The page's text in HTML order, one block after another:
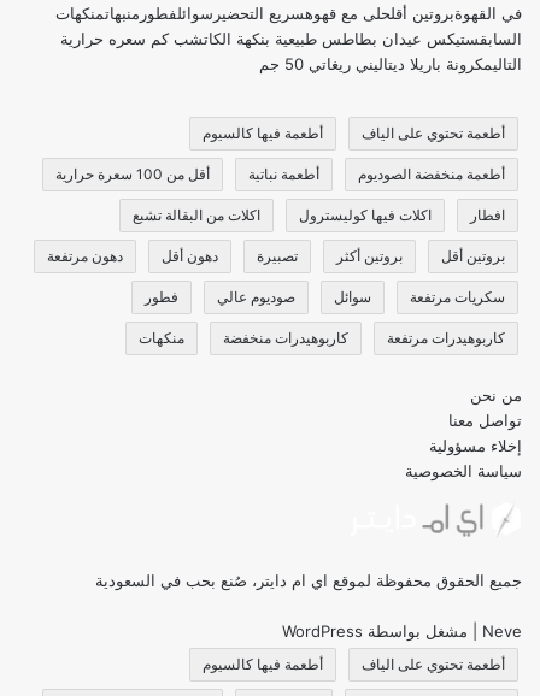
في القهوةبروتين أقلحلى مع قهوهسريع التحضير سوائلفطور منبهاتمنكهات
السابقستيكس عيدان بطاطس طبيعية بنكهة الكاتشب كم سعره حرارية
التاليمكرونة باريلا ديتاليني ريغاتي 50 جم
أطعمة تحتوي على الياف أطعمة فيها كالسيوم
أطعمة منخفضة الصوديوم أطعمة نباتية أقل من 100 سعرة حرارية
افطار اكلات فيها كوليسترول اكلات من البقالة تشبع
بروتين أقل بروتين أكثر تصبيرة دهون أقل دهون مرتفعة
سكريات مرتفعة سوائل صوديوم عالي فطور
كاربوهيدرات مرتفعة كاربوهيدرات منخفضة منكهات
من نحن
تواصل معنا
إخلاء مسؤولية
سياسة الخصوصية
جميع الحقوق محفوظة لموقع اي ام دايتر، صُنع بحب في السعودية
Neve | مشغل بواسطة WordPress
أطعمة تحتوي على الياف أطعمة فيها كالسيوم